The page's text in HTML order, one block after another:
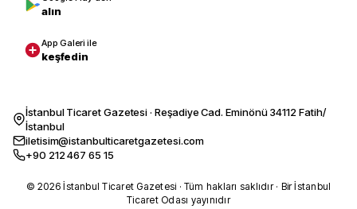
alın
App Galeri ile
keşfedin
İstanbul Ticaret Gazetesi · Reşadiye Cad. Eminönü 34112 Fatih/
İstanbul
iletisim@istanbulticaretgazetesi.com
+90 212 467 65 15
© 2026 İstanbul Ticaret Gazetesi · Tüm hakları saklıdır · Bir İstanbul
Ticaret Odası yayınıdır